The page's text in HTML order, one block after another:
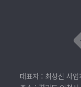
대표자 : 최성신 사